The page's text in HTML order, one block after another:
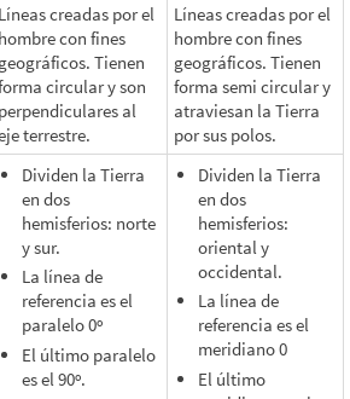
Líneas creadas por el
hombre con fines
geográficos. Tienen
circular y son
perpendiculares al
terrestre.
Líneas creadas por el
hombre con fines
geográficos. Tienen
forma semi circular y
atraviesan la Tierra
por sus polos.
Dividen la Tierra
en dos
hemisferios: norte
y sur.
La línea de
referencia es el
paralelo 0º
El último paralelo
es el 90º.
Dividen la Tierra
en dos
hemisferios:
oriental y
occidental.
La línea de
referencia es el
meridiano 0
El último